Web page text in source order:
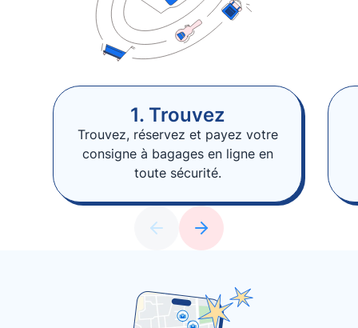
1. Trouvez
Trouvez, réservez et payez votre
consigne à bagages en ligne en
toute sécurité.